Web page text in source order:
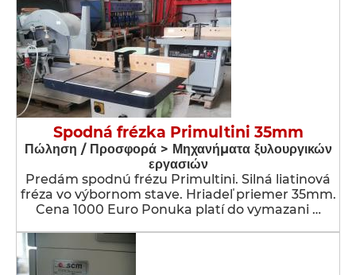
Spodná frézka Primultini 35mm
Πώληση / Προσφορά > Μηχανήματα ξυλουργικών
εργασιών
Predám spodnú frézu Primultini. Silná liatinová
fréza vo výbornom stave. Hriadeľ priemer 35mm.
Cena 1000 Euro Ponuka platí do vymazani …